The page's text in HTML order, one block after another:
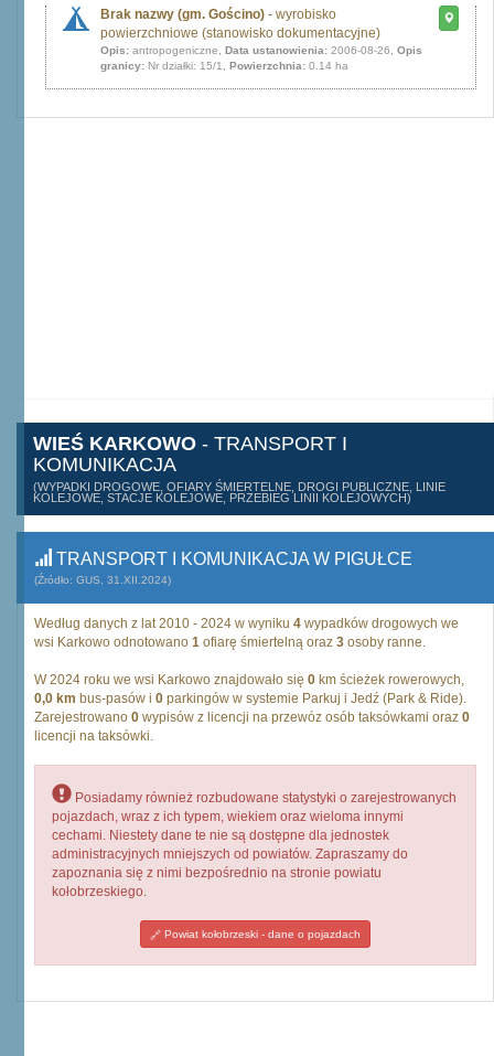
Brak nazwy (gm. Gościno) - wyrobisko
powierzchniowe (stanowisko dokumentacyjne)
Opis: antropogeniczne, Data ustanowienia: 2006-08-26, Opis
granicy: Nr działki: 15/1, Powierzchnia: 0.14 ha
WIEŚ KARKOWO - TRANSPORT I
KOMUNIKACJA
(WYPADKI DROGOWE, OFIARY ŚMIERTELNE, DROGI PUBLICZNE, LINIE
KOLEJOWE, STACJE KOLEJOWE, PRZEBIEG LINII KOLEJOWYCH)
TRANSPORT I KOMUNIKACJA W PIGUŁCE
(Źródło: GUS, 31.XII.2024)
Według danych z lat 2010 - 2024 w wyniku 4 wypadków drogowych we
wsi Karkowo odnotowano 1 ofiarę śmiertelną oraz 3 osoby ranne.
W 2024 roku we wsi Karkowo znajdowało się 0 km ścieżek rowerowych,
0,0 km bus-pasów i 0 parkingów w systemie Parkuj i Jedź (Park & Ride).
Zarejestrowano 0 wypisów z licencji na przewóz osób taksówkami oraz 0
licencji na taksówki.
Posiadamy również rozbudowane statystyki o zarejestrowanych
pojazdach, wraz z ich typem, wiekiem oraz wieloma innymi
cechami. Niestety dane te nie są dostępne dla jednostek
administracyjnych mniejszych od powiatów. Zapraszamy do
zapoznania się z nimi bezpośrednio na stronie powiatu
kołobrzeskiego.
Powiat kołobrzeski - dane o pojazdach